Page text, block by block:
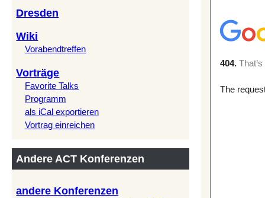
Dresden
Wiki
Vorabendtreffen
Vorträge
Favorite Talks
Programm
als iCal exportieren
Vortrag einreichen
Andere ACT Konferenzen
andere Konferenzen